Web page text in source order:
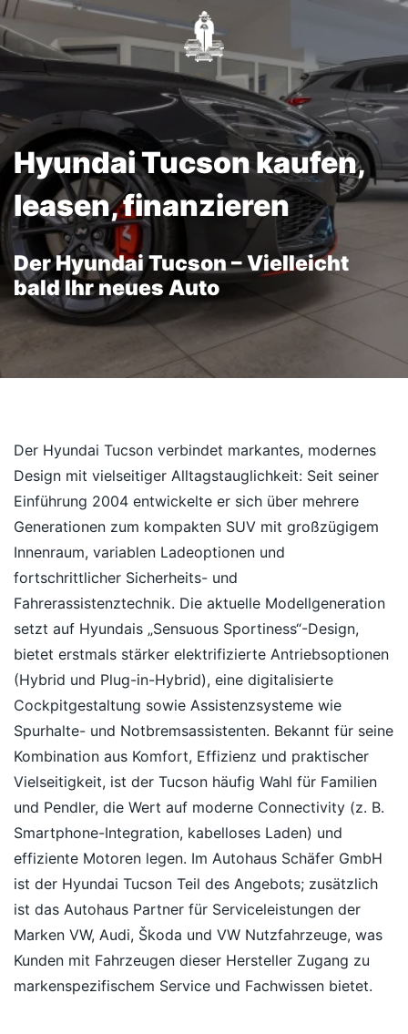
Hyundai Tucson kaufen,
leasen, finanzieren
Der Hyundai Tucson – Vielleicht
bald Ihr neues Auto
Der Hyundai Tucson verbindet markantes, modernes
Design mit vielseitiger Alltagstauglichkeit: Seit seiner
Einführung 2004 entwickelte er sich über mehrere
Generationen zum kompakten SUV mit großzügigem
Innenraum, variablen Ladeoptionen und
fortschrittlicher Sicherheits- und
Fahrerassistenztechnik. Die aktuelle Modellgeneration
setzt auf Hyundais „Sensuous Sportiness“-Design,
bietet erstmals stärker elektrifizierte Antriebsoptionen
(Hybrid und Plug-in-Hybrid), eine digitalisierte
Cockpitgestaltung sowie Assistenzsysteme wie
Spurhalte- und Notbremsassistenten. Bekannt für seine
Kombination aus Komfort, Effizienz und praktischer
Vielseitigkeit, ist der Tucson häufig Wahl für Familien
und Pendler, die Wert auf moderne Connectivity (z. B.
Smartphone-Integration, kabelloses Laden) und
effiziente Motoren legen. Im Autohaus Schäfer GmbH
ist der Hyundai Tucson Teil des Angebots; zusätzlich
ist das Autohaus Partner für Serviceleistungen der
Marken VW, Audi, Škoda und VW Nutzfahrzeuge, was
Kunden mit Fahrzeugen dieser Hersteller Zugang zu
markenspezifischem Service und Fachwissen bietet.